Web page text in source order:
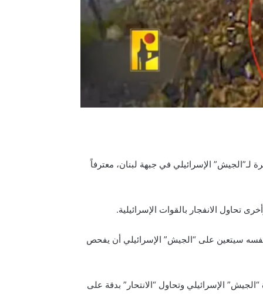
حقيقية وكبيرة لـ”الجيش” الإسرائيلي في جبهة لبنان، معترفاً
الانفجار بالقوات الإسرائيلية.
نفسه سيتعين على “الجيش” الإسرائيلي أن يفحص
الإسرائيلي وتحاول “الانتحار” بدقة على